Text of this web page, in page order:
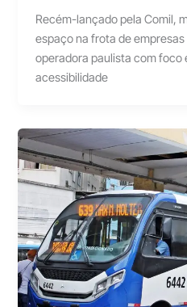
Recém-lançado pela Comil,
espaço na frota de
operadora paulista com
acessibilidade